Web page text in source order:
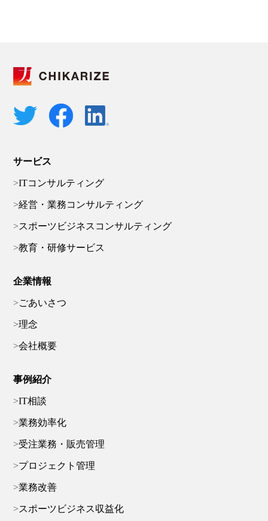
サービス
ITコンサルティング
経営・業務コンサルティング
スポーツビジネスコンサルティング
教育・研修サービス
企業情報
ごあいさつ
理念
会社概要
事例紹介
IT相談
業務効率化
受注業務・販売管理
プロジェクト管理
業務改善
スポーツビジネス収益化